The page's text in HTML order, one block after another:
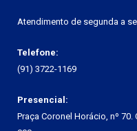
Atendimento de segunda a
Telefone:
(91) 3722-1169
Presencial:
Praça Coronel Horácio, nº 70.